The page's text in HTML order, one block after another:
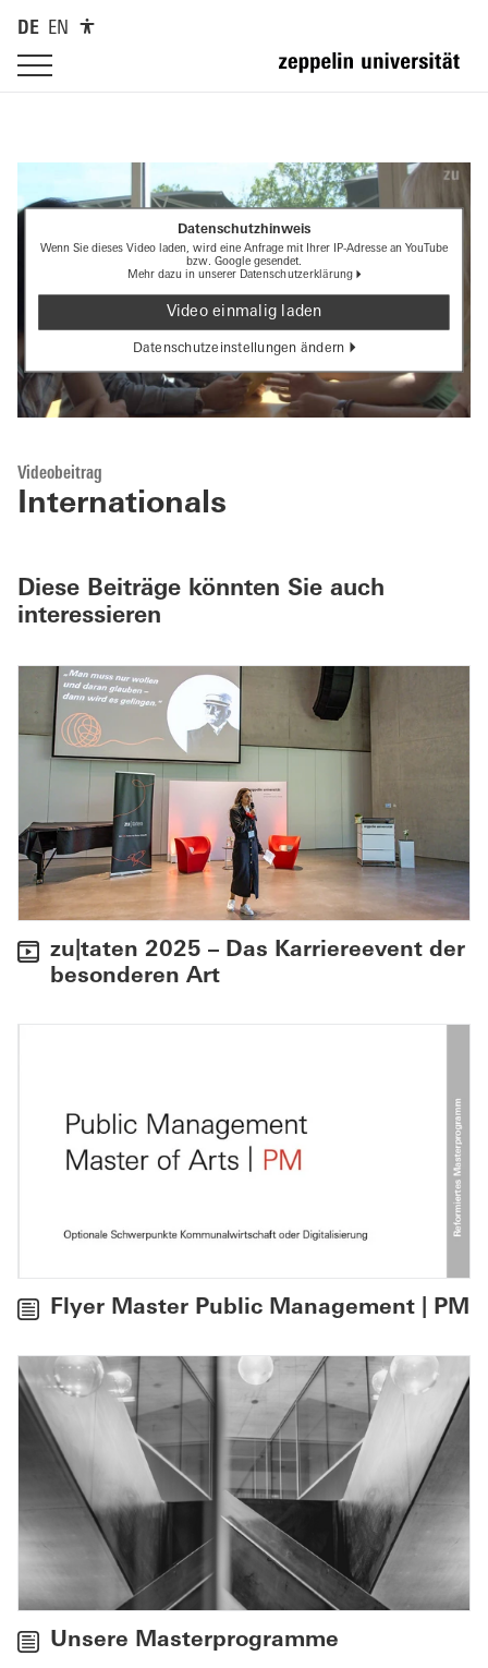
DE EN
Datenschutzhinweis
Wenn Sie dieses Video laden, wird eine Anfrage mit Ihrer IP-Adresse an YouTube
bzw. Google gesendet.
Mehr dazu in unserer Datenschutzerklärung
Video einmalig laden
Datenschutzeinstellungen ändern
Videobeitrag
Internationals
Diese Beiträge könnten Sie auch
interessieren
zu|taten 2025 – Das Karriereevent der
besonderen Art
Flyer Master Public Management | PM
Unsere Masterprogramme